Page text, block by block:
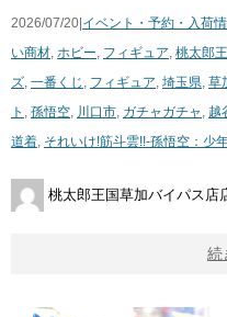
2026/07/20|イベント・予約・入荷
い商材 ホビー フィギュア 桃太郎
ズ 一番くじ フィギュア 埼玉県 草
ト
孫悟空 川口市 ガチャガチャ 越
道着 それいけ!筋斗雲!!-孫悟空：少
桃太郎王国草加バイパス店
続